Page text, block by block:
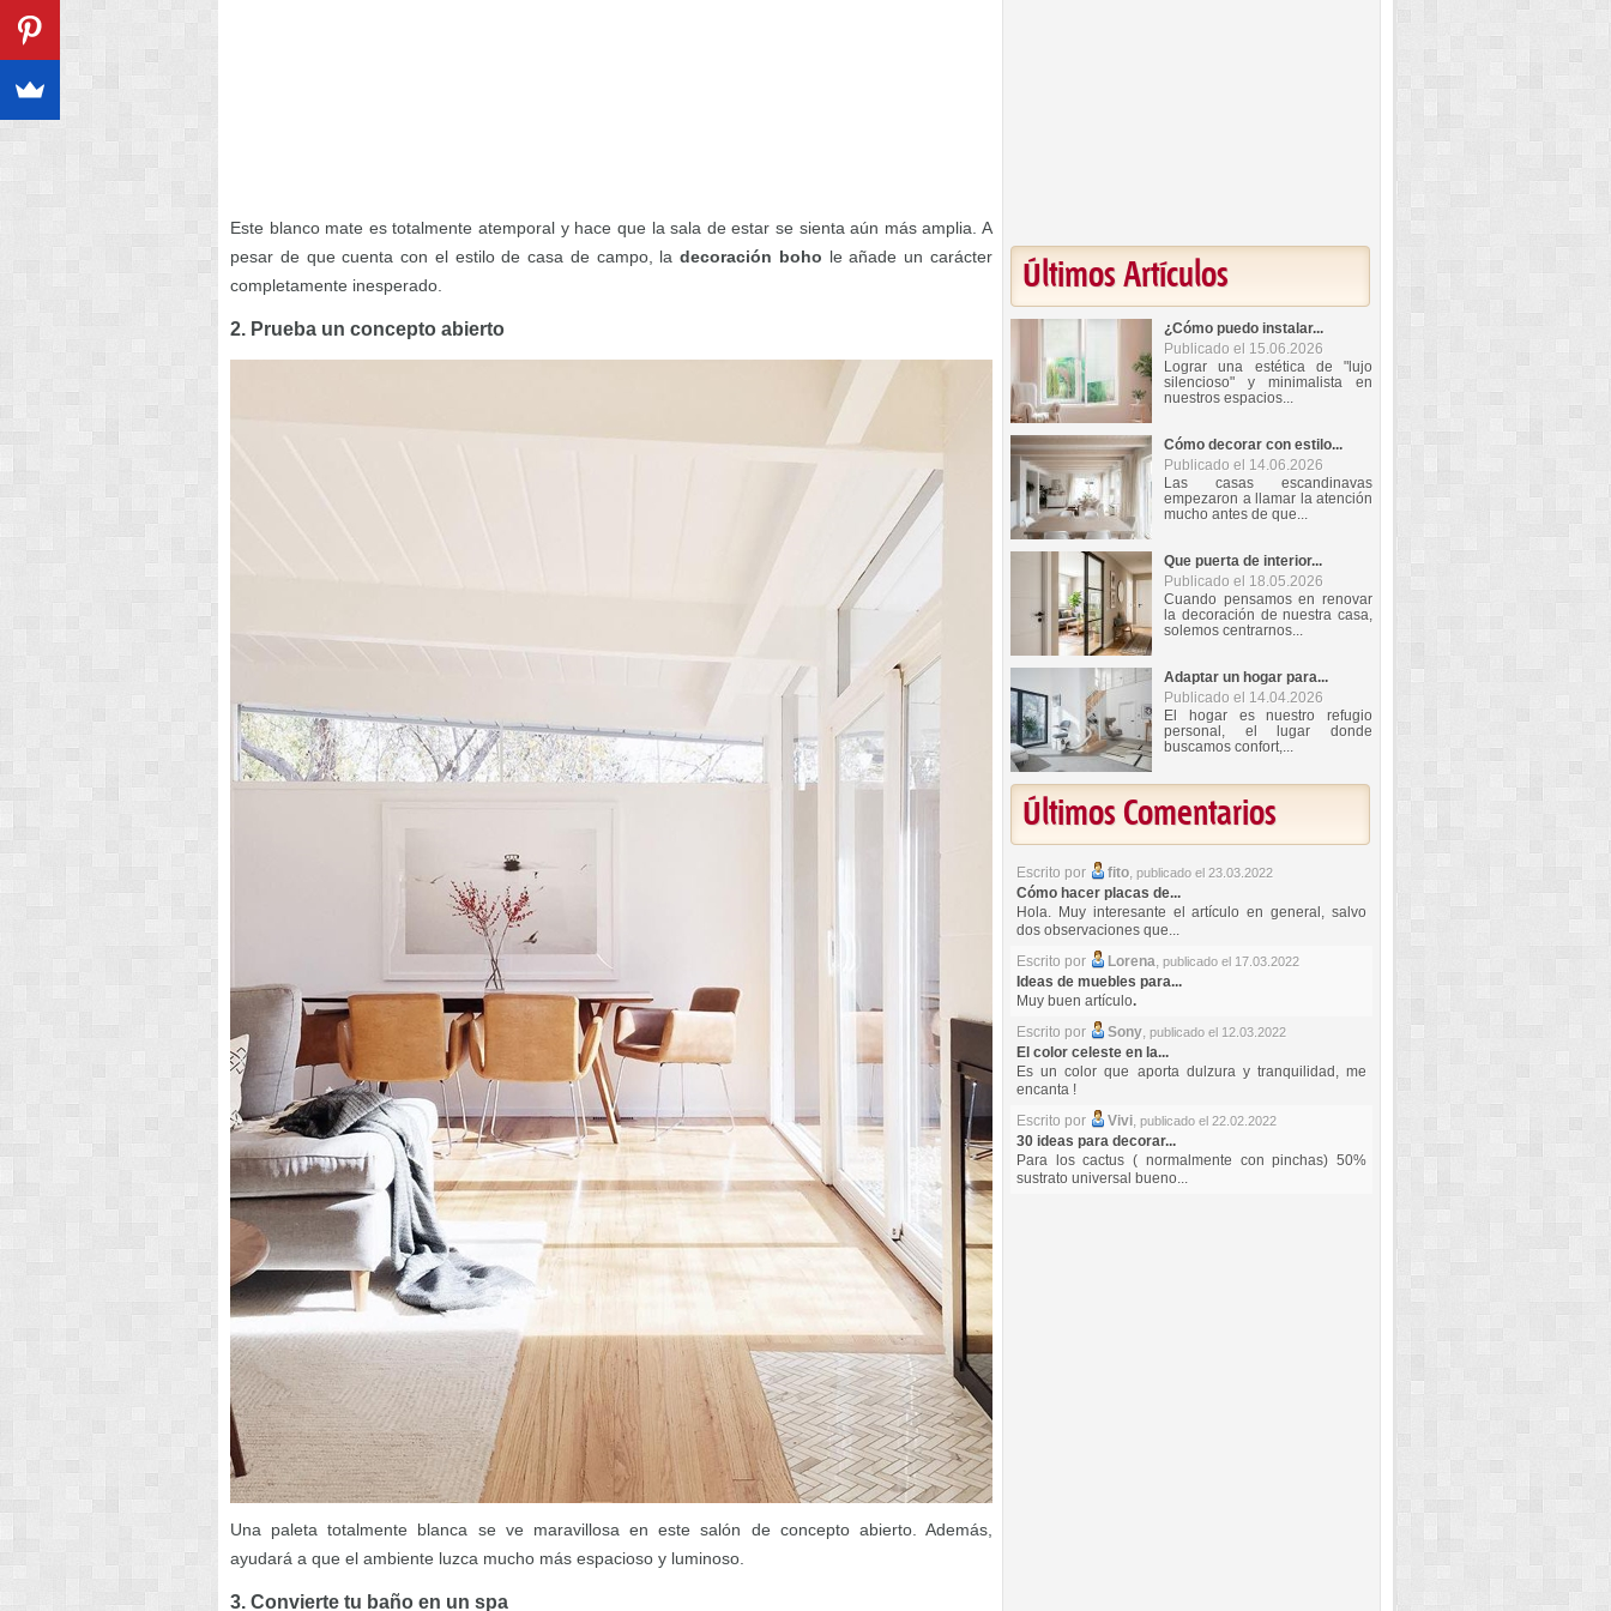
Este blanco mate es totalmente atemporal y hace que la sala de estar se sienta aún más amplia. A
pesar de que cuenta con el estilo de casa de campo, ladecoración boho le añade un carácter
completamente inesperado.
2. Prueba un concepto abierto
Una paleta totalmente blanca se ve maravillosa en este salón de concepto abierto. Además,
ayudará a que el ambiente luzca mucho más espacioso y luminoso.
3. Convierte tu baño en un spa
Últimos Artículos
¿Cómo puedo instalar...
Publicado el 15.06.2026
Lograr una estética de "lujo
silencioso" y minimalista en
nuestros espacios...
Cómo decorar con estilo...
Publicado el 14.06.2026
Las casas escandinavas
empezaron a llamar la atención
mucho antes de que...
Que puerta de interior...
Publicado el 18.05.2026
Cuando pensamos en renovar
la decoración de nuestra casa,
solemos centrarnos...
Adaptar un hogar para...
Publicado el 14.04.2026
El hogar es nuestro refugio
personal, el lugar donde
buscamos confort,...
Últimos Comentarios
Escrito por fito, publicado el 23.03.2022
Cómo hacer placas de...
Hola. Muy interesante el artículo en general, salvo
dos observaciones que...
Escrito por
Lorena, publicado el 17.03.2022
Ideas de muebles para...
Muy buen artículo.
Escrito por
Sony, publicado el 12.03.2022
El color celeste en la...
Es un color que aporta dulzura y tranquilidad, me
encanta !
Escrito por
Vivi, publicado el 22.02.2022
30 ideas para decorar...
Para los cactus ( normalmente con pinchas) 50%
sustrato universal bueno...